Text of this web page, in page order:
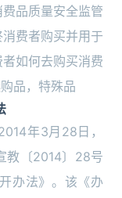
品质量安全监管
费者购买并用于
如何去购买消费
品，特殊品
年3月28日，
教〔2014〕28号
办法》。该《办